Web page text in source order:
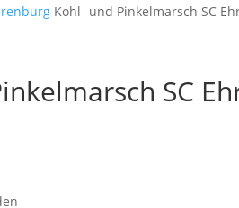
Kohl- und Pinkelmarsch SC
SC